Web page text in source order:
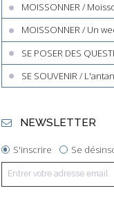
MOISSONNER /
MOISSONNER / Un
SE POSER DES
SE SOUVENIR / L'antan
NEWSLETTER
S'inscrire Se